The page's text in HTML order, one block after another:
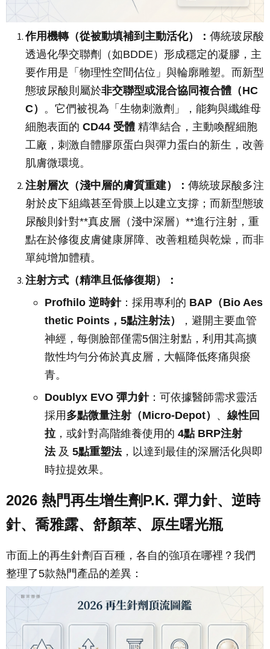
作用機轉（從被動填補到主動活化）： 傳統玻尿酸
透過化學交聯劑（如BDDE）形成穩定的凝膠，主
要作用是「物理性空間佔位」與輪廓雕塑。而新型
態玻尿酸則屬於非交聯型或混合協同複合體（HC
C） 。它們被視為「生物刺激劑」，能夠與纖維母
細胞表面的 CD44 受體 精準結合，主動喚醒細胞
工廠，刺激自體膠原蛋白與彈力蛋白的新生，改善
肌膚微環境。
注射層次（淺中層的膚質重建）： 傳統玻尿酸多注
射於皮下組織甚至骨膜上以建立支撐；而新型態玻
尿酸則針對**真皮層（淺中深層）**進行注射，重
點在於修復皮膚健康屏障、改善粗糙與乾燥，而非
單純增加體積。
注射方式（精準且低修復期）：
Profhilo 逆時針：採用專利的 BAP（Bio Aes
thetic Points，5點注射法）
，避開主要血管
神經，每側臉部僅需5個注射點，利用其高擴
散性均勻分佈於真皮層，大幅降低疼痛與瘀
青。
Doublyx EVO 彈力針：可依據醫師需求靈活
採用 多點微量注射（Micro-Depot） 、 線性回
拉 ，或針對高階維養使用的 4點 BRP注射
法及 5點重塑法，以達到最佳的深層活化與即
時拉提效果。
2026 熱門再生增生劑P.K. 彈力針、逆時
針、喬雅露、 舒顏萃、原生曙光瓶
市面上的再生針劑百百種，各自的強項在哪裡？我們
整理了5款熱門產品的差異：